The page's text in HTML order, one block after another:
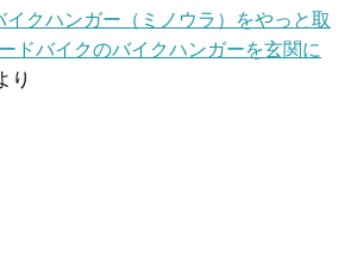
イクハンガー（ミノウラ）をやっと取
ドバイクのバイクハンガーを玄関に
り